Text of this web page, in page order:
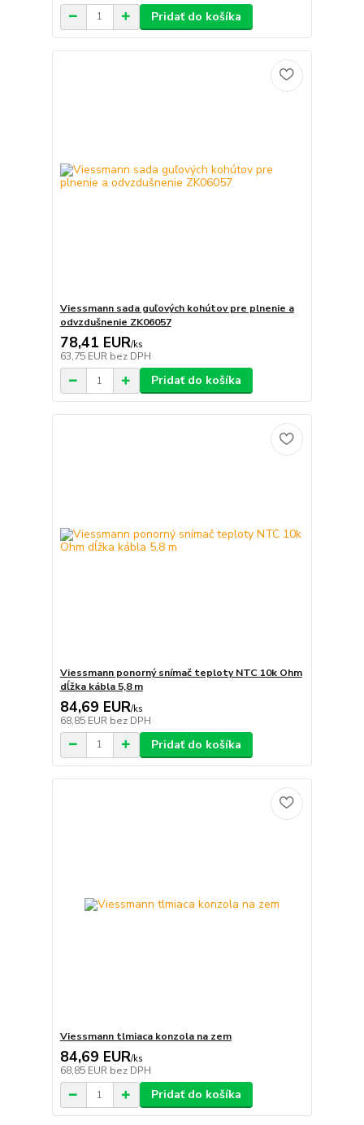
Pridať do košíka
Viessmann sada guľových kohútov pre plnenie a
odvzdušnenie ZK06057
78,41 EUR/ks
63,75 EUR bez DPH
Pridať do košíka
Viessmann ponorný snímač teploty NTC 10k Ohm
dĺžka kábla 5,8 m
84,69 EUR/ks
68,85 EUR bez DPH
Pridať do košíka
Viessmann tlmiaca konzola na zem
84,69 EUR/ks
68,85 EUR bez DPH
Pridať do košíka